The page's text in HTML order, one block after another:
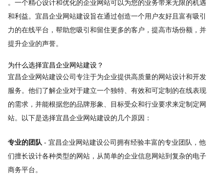
。一个精心设计和优化的企业网站可以为您的业务带来无限的机遇
和利益。宜昌企业网站建设旨在通过创造一个用户友好且富有吸引
力的在线平台，帮助您吸引和留住更多的客户，提高市场份额，并
提升企业的声誉。
为什么选择宜昌企业网站建设？
宜昌企业网站建设公司专注于为企业提供高质量的网站设计和开发
服务。他们了解企业对于建立一个独特、有效和可定制的在线表现
的需求，并能根据您的品牌形象、目标受众和行业要求来定制定网
站。以下是选择宜昌企业网站建设的几个原因：
专业的团队 - 宜昌企业网站建设公司拥有经验丰富的专业团队，他
们擅长设计各种类型的网站，从简单的企业信息网站到复杂的电子
商务平台。